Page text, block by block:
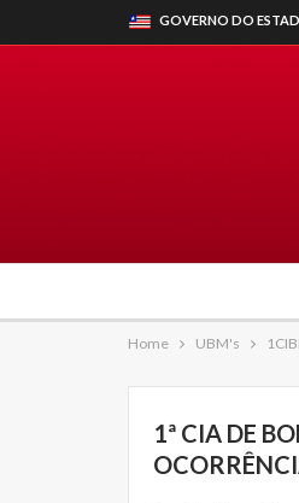
GOVERNO DO
Home UBM's
1ª CIA DE